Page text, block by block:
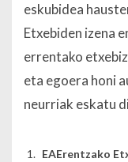
eskubidea
Etxebiden izena
errentako
eta egoera honi
neurriak eskatu
EAErentzako